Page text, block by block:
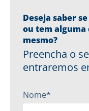
Deseja saber
ou tem
mesmo?
Preencha o
entraremos
Nome*